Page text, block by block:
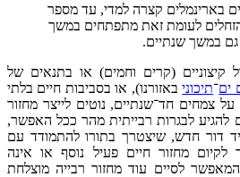
בארינמלים קצרה למדי, עד מספר
לעומת זאת מתפתחים במשך
גם במשך שנתיים.
קיצוניים (קרים וחמים) או בתנאים של
ים־תיכוניבאזורנו), או בסביבות חיים בלתי
על צמחים חד־שנתיים, נוטים לייצר מחזור
להגיע לבגרות רבייתית מהר ככל האפשר,
דור חדש, שיצטרך בתורו להתמודד עם
מחזור חיים פעיל נוסף או אינה
לסיים עוד מחזור רבייה מוצלחת